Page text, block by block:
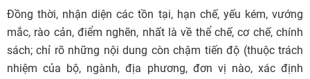
Đồng thời, nhận diện các tồn tại, hạn chế, yếu kém, vướng
mắc, rào cản, điểm nghẽn, nhất là về thể chế, cơ chế, chính
sách; chỉ rõ những nội dung còn chậm tiến độ (thuộc trách
nhiệm của bộ, ngành, địa phương, đơn vị nào, xác định